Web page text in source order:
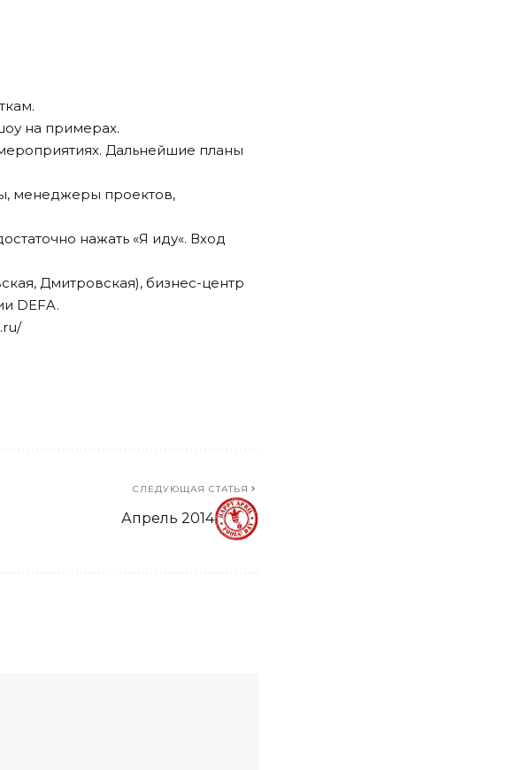
на примерах.
Дальнейшие планы
менеджеры проектов,
нажать «Я иду«. Вход
Дмитровская), бизнес-центр
DEFA.
СЛЕДУЮЩАЯ СТАТЬЯ
Апрель 2014